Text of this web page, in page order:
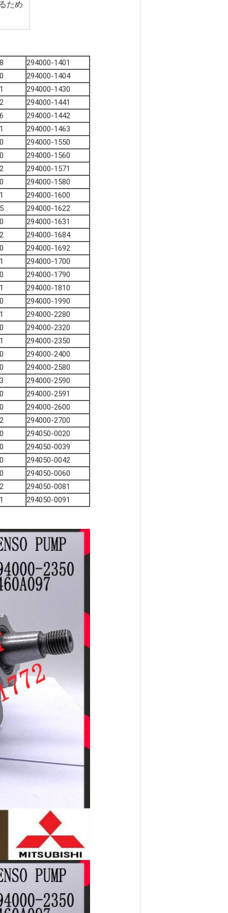
ため
294000-1401
294000-1404
294000-1430
294000-1441
294000-1442
294000-1463
294000-1550
294000-1560
294000-1571
294000-1580
294000-1600
294000-1622
294000-1631
294000-1684
294000-1692
294000-1700
294000-1790
294000-1810
294000-1990
294000-2280
294000-2320
294000-2350
294000-2400
294000-2580
294000-2590
294000-2591
294000-2600
294000-2700
294050-0020
294050-0039
294050-0042
294050-0060
294050-0081
294050-0091